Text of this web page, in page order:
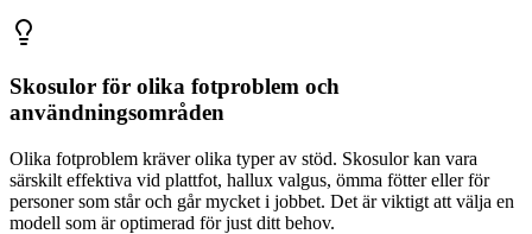
Skosulor för olika fotproblem och
användningsområden
Olika fotproblem kräver olika typer av stöd. Skosulor kan vara
särskilt effektiva vid plattfot, hallux valgus, ömma fötter eller för
personer som står och går mycket i jobbet. Det är viktigt att välja en
modell som är optimerad för just ditt behov.